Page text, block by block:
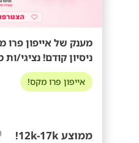
מענק של אייפון
ניסיון קודם! נציגי/ות
אייפון פרו מקס!
ממוצע 12k-17k!